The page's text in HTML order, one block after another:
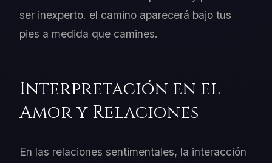
ser inexperto. el camino aparecerá bajo tus
pies a medida que camines.
Interpretación en el
Amor y Relaciones
En las relaciones sentimentales, la interacción